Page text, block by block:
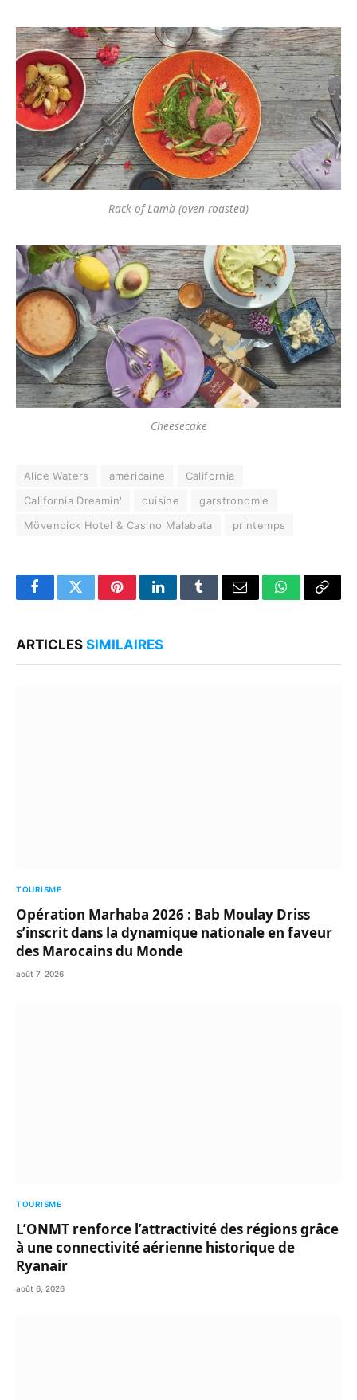
Rack of Lamb (oven roasted)
Cheesecake
Alice Waters américaine
California
California Dreamin'
cuisine
garstronomie
Mövenpick Hotel & Casino Malabata
printemps
FacebookTwitterPinterestLinkedInTumblrEmail WhatsApp
Copy
ARTICLES SIMILAIRES
TOURISME
Opération Marhaba 2026 : Bab Moulay Driss
s’inscrit dans la dynamique nationale en faveur
des Marocains du Monde
août 7, 2026
TOURISME
L’ONMT renforce l’attractivité des régions grâce
à une connectivité aérienne historique de
Ryanair
août 6, 2026